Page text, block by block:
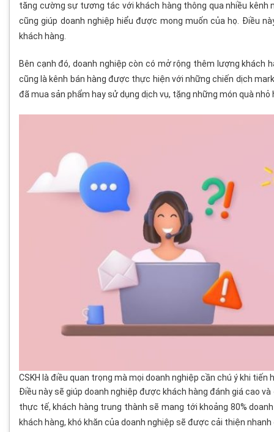
tăng cường sự tương tác với khách hàng thông qua nhiều kênh
cũng giúp doanh nghiệp hiểu được mong muốn của họ. Điều
khách hàng.
Bên cạnh đó, doanh nghiệp còn có mở rộng thêm lượng
cũng là kênh bán hàng được thực hiện với những chiến dịch
đã mua sản phẩm hay sử dụng dịch vụ, tặng những món quà
CSKH là điều quan trọng mà mọi doanh nghiệp cần chú ý khi tiến
Điều này sẽ giúp doanh nghiệp được khách hàng đánh giá cao
thực tế, khách hàng trung thành sẽ mang tới khoảng 80%
khách hàng, khó khăn của doanh nghiệp sẽ được cải thiện nhanh